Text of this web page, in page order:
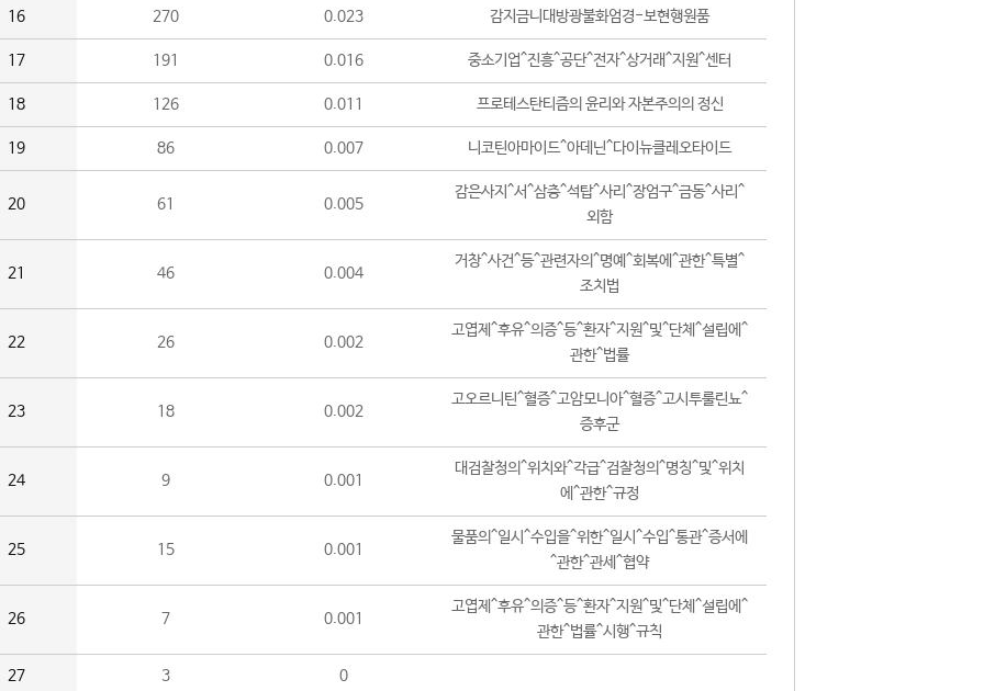
16 270 0.023 감지금니대방광불화엄경-보현행원품
17 191 0.016 중소기업^진흥^공단^전자^상거래^지원^센터
18 126 0.011 프로테스탄티즘의 윤리와 자본주의의 정신
19 86 0.007 니코틴아마이드^아데닌^다이뉴클레오타이드
20 61 0.005
감은사지^서^삼층^석탑^사리^장엄구^금동^사리^
외함
21 46 0.004
거창^사건^등^관련자의^명예^회복에^관한^특별^
조치법
22 26 0.002
고엽제^후유^의증^등^환자^지원^및^단체^설립에^
관한^법률
23 18 0.002
고오르니틴^혈증^고암모니아^혈증^고시투룰린뇨^
증후군
24 9 0.001
대검찰청의^위치와^각급^검찰청의^명칭^및^위치
에^관한^규정
25 15 0.001
물품의^일시^수입을^위한^일시^수입^통관^증서에
^관한^관세^협약
26 7 0.001
고엽제^후유^의증^등^환자^지원^및^단체^설립에^
관한^법률^시행^규칙
27 3 0